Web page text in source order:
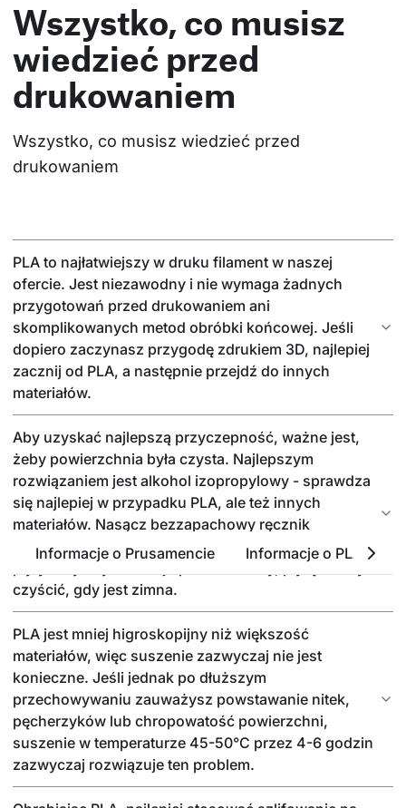
Informacje o Prusamencie Informacje o PLA
Wszystko, co musisz
wiedzieć przed
drukowaniem
Wszystko, co musisz wiedzieć przed
drukowaniem
PLA to najłatwiejszy w druku filament w naszej
ofercie. Jest niezawodny i nie wymaga żadnych
przygotowań przed drukowaniem ani
skomplikowanych metod obróbki końcowej. Jeśli
dopiero zaczynasz przygodę zdrukiem 3D, najlepiej
zacznij od PLA, a następnie przejdź do innych
materiałów.
Aby uzyskać najlepszą przyczepność, ważne jest,
żeby powierzchnia była czysta. Najlepszym
rozwiązaniem jest alkohol izopropylowy - sprawdza
się najlepiej w przypadku PLA, ale też innych
materiałów. Nasącz bezzapachowy ręcznik
papierowy niewielką ilością i przetrzyj powierzchnię
płyty. Aby uzyskać najlepsze rezultaty, płytę należy
czyścić, gdy jest zimna.
PLA jest mniej higroskopijny niż większość
materiałów, więc suszenie zazwyczaj nie jest
konieczne. Jeśli jednak po dłuższym
przechowywaniu zauważysz powstawanie nitek,
pęcherzyków lub chropowatość powierzchni,
suszenie w temperaturze 45-50°C przez 4-6 godzin
zazwyczaj rozwiązuje ten problem.